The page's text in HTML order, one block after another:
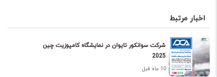
اخبار مرتبط
شرکت سوانکور تایوان در نمایشگاه کامپوزیت چین
2025
10 ماه قبل